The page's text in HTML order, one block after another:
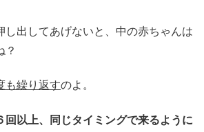
し出してあげないと、中の赤ちゃんは
？
も繰り返すのよ。
回以上、同じタイミングで来るように